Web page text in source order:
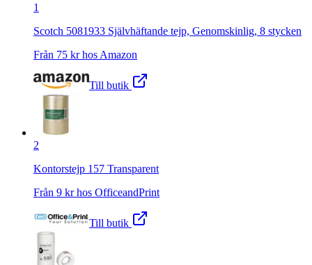
1
Scotch 5081933 Självhäftande tejp, Genomskinlig, 8 stycken
Från 75 kr hos Amazon
Till butik
2
Kontorstejp 157 Transparent
Från 9 kr hos OfficeandPrint
Till butik